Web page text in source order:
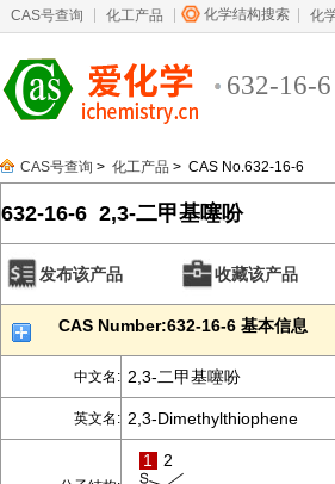
CAS号查询 化工产品 化学结构搜索 化
632-16-6
CAS号查询 > 化工产品 > CAS No.632-16-6
632-16-6 2,3-二甲基噻吩
发布该产品 收藏该产品
CAS Number:632-16-6 基本信息
中文名: 2,3-二甲基噻吩
英文名: 2,3-Dimethylthiophene
1 2